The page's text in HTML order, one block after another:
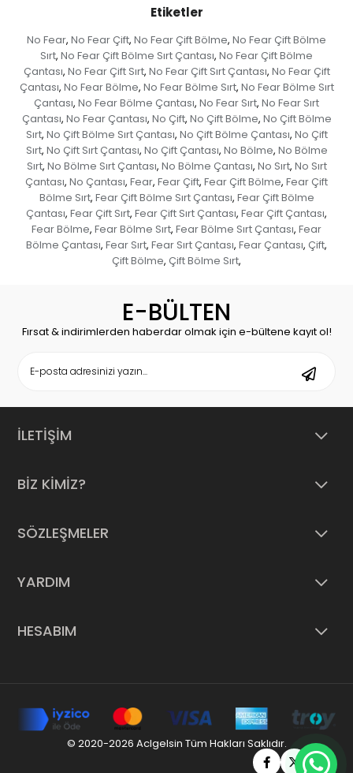
Etiketler
No Fear, No Fear Çift, No Fear Çift Bölme, No Fear Çift Bölme
Sırt, No Fear Çift Bölme Sırt Çantası, No Fear Çift Bölme
Çantası, No Fear Çift Sırt, No Fear Çift Sırt Çantası, No Fear Çift
Çantası, No Fear Bölme, No Fear Bölme Sırt, No Fear Bölme Sırt
Çantası, No Fear Bölme Çantası, No Fear Sırt, No Fear Sırt
Çantası, No Fear Çantası, No Çift, No Çift Bölme, No Çift Bölme
Sırt, No Çift Bölme Sırt Çantası, No Çift Bölme Çantası, No Çift
Sırt, No Çift Sırt Çantası, No Çift Çantası, No Bölme, No Bölme
Sırt, No Bölme Sırt Çantası, No Bölme Çantası, No Sırt, No Sırt
Çantası, No Çantası, Fear, Fear Çift, Fear Çift Bölme, Fear Çift
Bölme Sırt, Fear Çift Bölme Sırt Çantası, Fear Çift Bölme
Çantası, Fear Çift Sırt, Fear Çift Sırt Çantası, Fear Çift Çantası,
Fear Bölme, Fear Bölme Sırt, Fear Bölme Sırt Çantası, Fear
Bölme Çantası, Fear Sırt, Fear Sırt Çantası, Fear Çantası, Çift,
Çift Bölme, Çift Bölme Sırt,
E-BÜLTEN
Fırsat & indirimlerden haberdar olmak için e-bültene kayıt ol!
İLETİŞİM
BİZ KİMİZ?
SÖZLEŞMELER
YARDIM
HESABIM
© 2020-2026 Aclgelsin Tüm Hakları Saklıdır.